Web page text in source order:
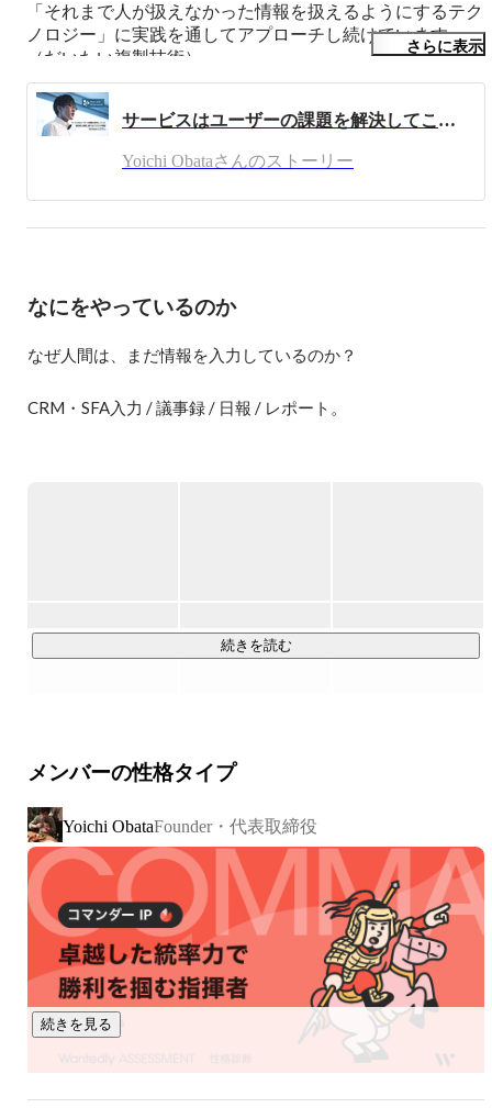
「それまで人が扱えなかった情報を扱えるようにするテク
ノロジー」に実践を通してアプローチし続けています。
（だいたい複製技術）
人と世界の接点・媒介・インターフェースや複製され扱わ
れるものに興味があります。
https://anchor.fm/miraise/episodes/10--pickupon-eiekai/a-a30hjot
さらに表示
サービスはユーザーの課題を解決してこそ。新技術に挑戦し続けるクラウドIP電話「pickupon ピクポン」｜Meet with Onlab grads vol.11
Yoichi Obataさんのストーリー
なにをやっているのか
なぜ人間は、まだ情報を入力しているのか？
CRM・SFA入力 / 議事録 / 日報 / レポート。
しかし企業では、その会話のほとんどが
・記録されない
・共有されない
・活用されない
まま消えていきます。
つまり、企業にとって最も重要なはずの顧客や現場の声が、
組織の知識になっていません。
発話（会話）は
続きを読む
メンバーの性格タイプ
Yoichi ObataFounder・代表取締役
続きを見る